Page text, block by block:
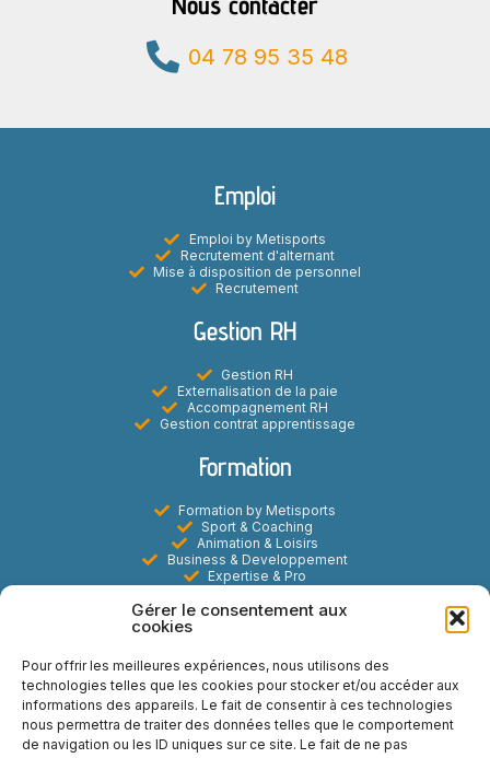
Gérer le consentement aux
cookies
Pour offrir les meilleures expériences, nous utilisons des
technologies telles que les cookies pour stocker et/ou accéder aux
informations des appareils. Le fait de consentir à ces technologies
nous permettra de traiter des données telles que le comportement
de navigation ou les ID uniques sur ce site. Le fait de ne pas
04 78 95 35 48
Emploi
Emploi by Metisports
Recrutement d'alternant
Mise à disposition de personnel
Recrutement
Gestion RH
Gestion RH
Externalisation de la paie
Accompagnement RH
Gestion contrat apprentissage
Formation
Formation by Metisports
Sport & Coaching
Animation & Loisirs
Business & Developpement
Expertise & Pro
Marketing Commercial & Evenementiel
Metisports
A propos
Actualités
Contact
FAQ